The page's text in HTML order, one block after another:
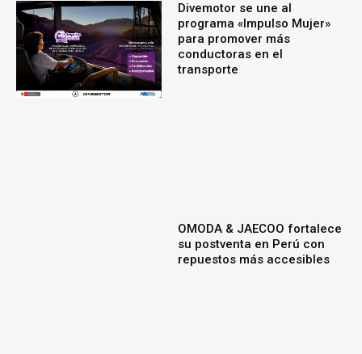
Divemotor se une al
programa «Impulso Mujer»
para promover más
conductoras en el
transporte
OMODA & JAECOO fortalece
su postventa en Perú con
repuestos más accesibles